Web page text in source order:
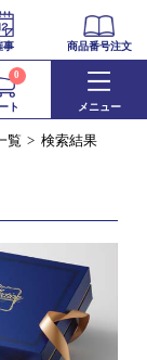
事 商品番号注文
ト
0
メニュー
覧 検索結果